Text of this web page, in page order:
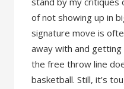
of not showing up in
signature move is
away with and
the free throw line
basketball. Still, it’s